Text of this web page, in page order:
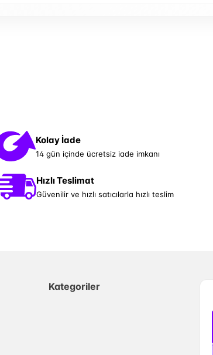
Kolay İade
14 gün içinde ücretsiz iade imkanı
Hızlı Teslimat
Güvenilir ve hızlı satıcılarla hızlı teslim
Kategoriler